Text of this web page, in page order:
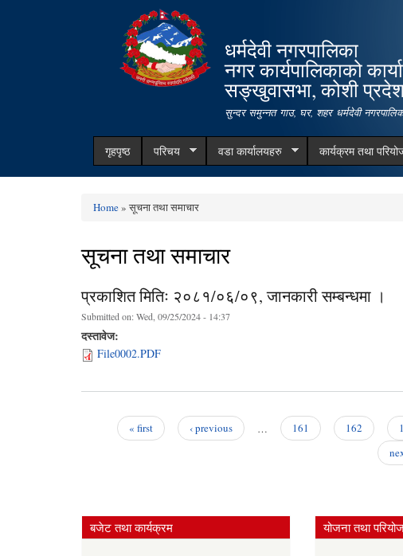
धर्मदेवी नगरपालिका
नगर कार्यपालिकाको
सङ्खुवासभा, कोशी
सुन्दर समुन्नत गाउ, घर, शहर धर्मदेवी
गृहपृष्ठ परिचय वडा कार्यालयहरु कार्यक्रम तथा
You are here
Home» सूचना तथा समाचार
सूचना तथा समाचार
प्रकाशित मितिः २०८१/०६/०९, जानकारी सम्बन्धमा ।
Submitted on:Wed, 09/25/2024 - 14:37
दस्तावेज:
File0002.PDF
« first ‹ previous … 161 162
बजेट तथा कार्यक्रम योजना तथा